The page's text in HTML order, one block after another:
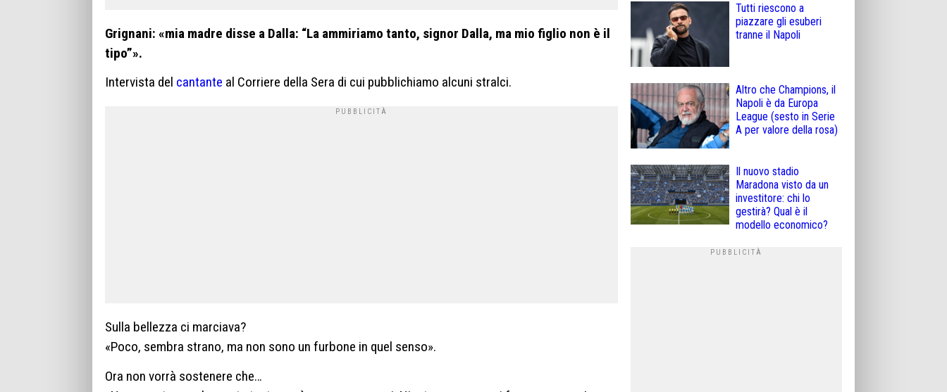
Grignani: «mia madre disse a Dalla: “La ammiriamo tanto, signor Dalla, ma mio figlio non è il
tipo”».
Intervista del cantante al Corriere della Sera di cui pubblichiamo alcuni stralci.
Sulla bellezza ci marciava?
«Poco, sembra strano, ma non sono un furbone in quel senso».
Ora non vorrà sostenere che…
Tutti riescono a
piazzare gli esuberi
tranne il Napoli
Altro che Champions, il
Napoli è da Europa
League (sesto in Serie
A per valore della rosa)
Il nuovo stadio
Maradona visto da un
investitore: chi lo
gestirà? Qual è il
modello economico?